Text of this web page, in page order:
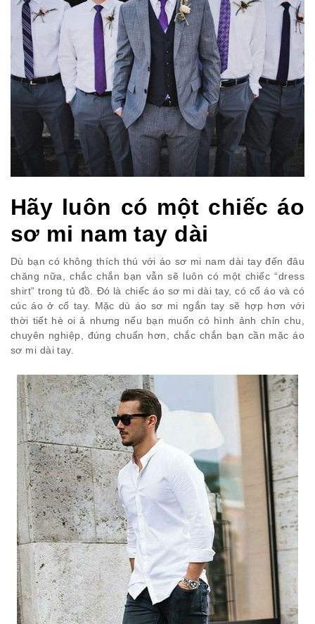
Hãy luôn có một chiếc áo
sơ mi nam tay dài
Dù bạn có không thích thú với áo sơ mi nam dài tay đến đâu
chăng nữa, chắc chắn bạn vẫn sẽ luôn có một chiếc “dress
shirt” trong tủ đồ. Đó là chiếc áo sơ mi dài tay, có cổ áo và có
cúc áo ở cổ tay. Mặc dù áo sơ mi ngắn tay sẽ hợp hơn với
thời tiết hè oi ả nhưng nếu bạn muốn có hình ảnh chỉn chu,
chuyên nghiệp, đúng chuẩn hơn, chắc chắn bạn cần mặc áo
sơ mi dài tay.